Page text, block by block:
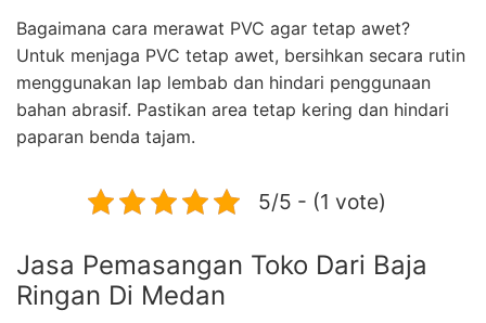
Bagaimana cara merawat PVC agar tetap awet?
Untuk menjaga PVC tetap awet, bersihkan secara rutin
menggunakan lap lembab dan hindari penggunaan
bahan abrasif. Pastikan area tetap kering dan hindari
paparan benda tajam.
5/5 - (1 vote)
Jasa Pemasangan Toko Dari Baja
Ringan Di Medan